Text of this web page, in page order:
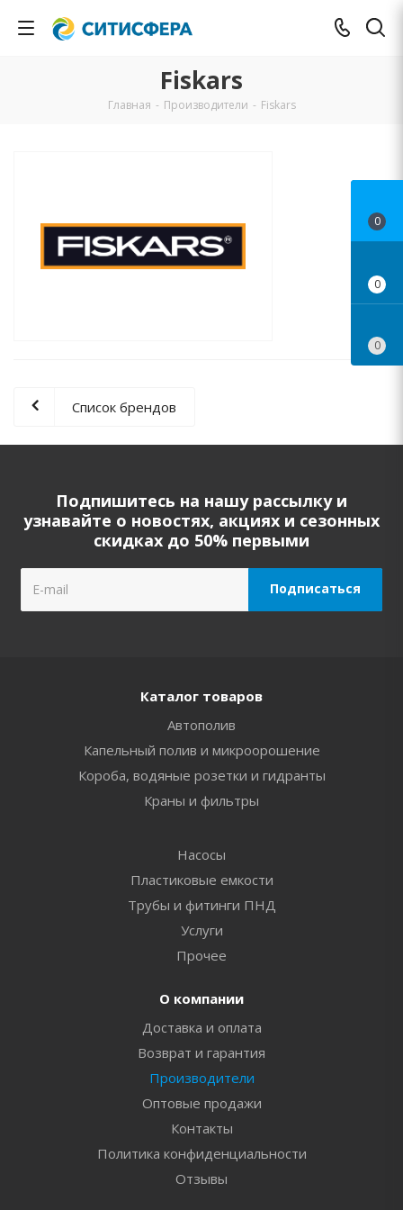
Fiskars
Главная - Производители - Fiskars
Список брендов
Подпишитесь на нашу рассылку и
узнавайте о новостях, акциях и сезонных
скидках до 50% первыми
Каталог товаров
Автополив
Капельный полив и микроорошение
Короба, водяные розетки и гидранты
Краны и фильтры
Насосы
Пластиковые емкости
Трубы и фитинги ПНД
Услуги
Прочее
О компании
Доставка и оплата
Возврат и гарантия
Производители
Оптовые продажи
Контакты
Политика конфиденциальности
Отзывы
0
0
0